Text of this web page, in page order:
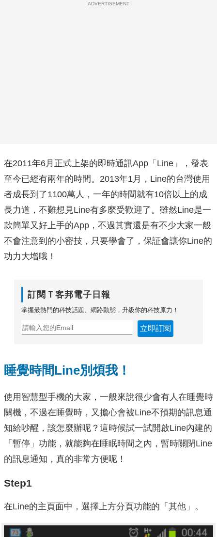
ADVERTISEMENT
在2011年6月正式上架的即時通訊App「Line」，發表
至今已經有兩年的時間。2013年1月，Line的台灣使用
者成長到了1100萬人，一年的時間就有10倍以上的成
長力道，不難想見Line有多麼受歡迎了。雖然Line是一
款簡單又好上手的App，不過其實還是有不少大家一般
不會注意到的小密技，只要學會了，保証會讓你Line的
功力大增哦！
訂閱Ｔ客邦電子日報
掌握最熱門的科技話題、網路動態，升級你的科技原力！
立即訂閱
睡覺時間Line別煩我！
使用智慧型手機的大家，一般來說很少會有人在睡覺時
關機，不過在睡覺時，又擔心會被Line不預期的訊息通
知給吵醒，該怎麼辦呢？這時候試一試開啟Line內建的
「暫停」功能，就能夠在睡眠時間之內，暫時關閉Line
的訊息通知，真的非常方便呢！
Step1
在Line的主頁面中，選擇上方分頁功能的「其他」。